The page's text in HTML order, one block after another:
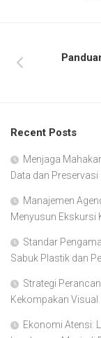
Recent Posts
Menjaga
Data dan
Manajemen
Menyusun Ekskursi
Standar
Sabuk Plastik dan
Strategi
Kekompakan
Ekonomi Atensi: